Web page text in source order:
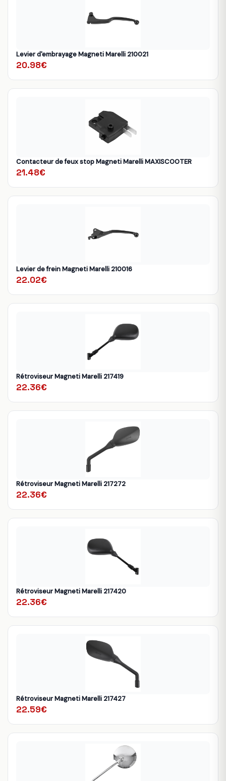
Levier d'embrayage Magneti Marelli 210021
20.98€
Contacteur de feux stop Magneti Marelli MAXISCOOTER
21.48€
Levier de frein Magneti Marelli 210016
22.02€
Rétroviseur Magneti Marelli 217419
22.36€
Rétroviseur Magneti Marelli 217272
22.36€
Rétroviseur Magneti Marelli 217420
22.36€
Rétroviseur Magneti Marelli 217427
22.59€